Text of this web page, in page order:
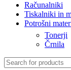
Računalniki
Tiskalniki in
Potrošni
Tonerji
Črnila